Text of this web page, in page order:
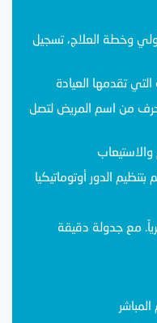
وخطة العلاج، تسجيل
تقدمها العيادة
بحث داخلي، أكتب أول 3 أحرف من اسم المريض لتصل
الدور أوتوماتيكيا
مع جدولة دقيقة